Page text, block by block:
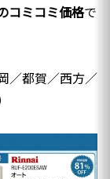
コミコミ価格で
／都賀／西方／